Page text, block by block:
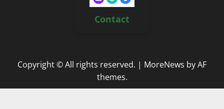
Contact
Copyright © All rights reserved. | MoreNews by AF
themes.